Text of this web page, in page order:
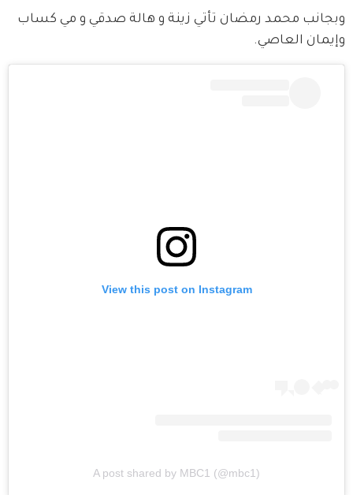
وبجانب محمد رمضان تأتي زينة و هالة صدقي و مي كساب
وإيمان العاصي.
View this post on Instagram
A post shared by MBC1 (@mbc1)